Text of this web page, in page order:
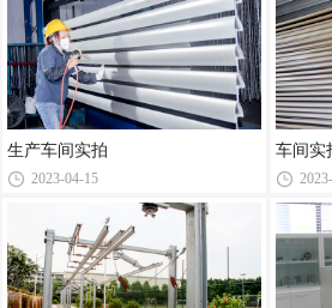
生产车间实拍
2023-04-15
车间实